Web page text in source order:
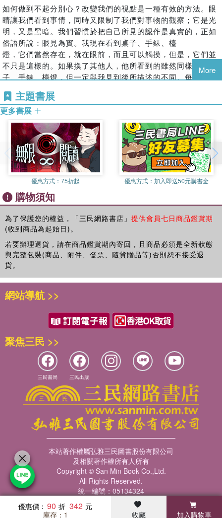
即刻回到你自己。如果你是一個普通人，那麼，在任何一個刹
那，都不要忘了你真正的目的，不要停留在手段上，要記得你
的目的地。
《六祖壇經》提醒我們，不要困在各種形式裡。一定要燒香
嗎？一定要拜佛嗎？一定有什麼儀式嗎？不一定。重要的是你
是不是真的覺悟了。沿著《六祖壇經》的思路，你會發現，世
間的一切都不過形式，比如婚姻，比如工作等等，只是我們忘
生活的目的。於是，婚姻、工作就成了壓力。如果你明白到這
些不過是一種形式的東西，你也許可以用遊戲的態度置身其
礙而行。
《六祖壇經》的生活態度，是一種遊戲的生活態度。這就是為
什麼美國的嬉皮士喜歡禪宗，而且把他們喜歡的禪師叫作「禪
瘋子」。《六祖壇經》確立的禪宗洋溢著自由的氣息，和遊戲
的喜樂。德國哲學家席勒說：「只有當人充分是人的時候，他
遊戲，不妨瘋癲，在一個一本正經的環境，瘋癲能夠把你解放
《六祖壇經》不認為你一定要到深山隱居或者去寺廟修行，而
是鼓勵你在生活裡修行。
有一個人問禪師：「和尚修道，是否用功？」
禪師回答：「用功。」
那個人又問：「怎麼用功呢？」
禪師回答：「餓了就吃飯，困了就睡覺。」
那個人很疑惑：「世上的人都是這樣，難道他們也是像師傅您
那樣在修行？」
禪師回答：「他們和我不同。」
那個人又問：「如何不同？」
禪師回答：「他們吃飯時不肯吃飯，忙碌來忙碌去；他們睡覺
時不肯睡覺，計較來計較去。」
困了就睡，餓了就吃。這是《六祖壇經》開創的禪宗的修行態
度。在另外的宗派裡，會教導一個很確定的方法，比如你每天
什麼時候吃飯，吃多少，每天什麼時候睡覺，睡多少時間。你
每天必須按照規定的時間去吃，去睡，這是一種修行，一種自
律。慢慢地，也可以達到一定的境界。
《六祖壇經》的思路，讓你覺得世間的一切規定，都無足輕
重，讓你覺得，生命的每個瞬間，都不應該是等待的，不應該
是苦熬的，而應該是自由盛開的。這是我理解《六祖壇經》所
講的頓悟的真正含義：每個刹那都是完成。所以，生活的每個
刹那，你在做什麼不重要，重要的是，你要有覺悟的心。覺悟
的心，就是不去求這求那的心；覺悟的心，就是不去分別這分
別那的心；覺悟的心，就是喜樂的心。
所以，不妨讀讀《六祖壇經》，看看是否有一扇自由的門，其
實一直向你敞開著；看看是否有一扇自由的門，只要你輕輕打

第2課 最容易被你忽略的小幸福
 惠能在大梵寺講法的第一句話
 釋迦牟尼佛留給世人的遺言
 你內心潛藏治癒抑鬱的智慧
 最容易被你忽略的小幸福
 快樂就在一呼一吸之間
 多事不如少事#好事不如無事
 順其自然就好#幸福地活在當下
第3課 餓了專心吃飯，困了安心睡覺，就是在修心
 覺悟不是循序漸進，而是豁然開朗
 禪修是一種生活態度
 看到地上不乾淨，佛陀拿起了掃帚
 告別懷才不遇的煩悶
 跳出思維的陷阱
 常識一定是對的嗎
第4課 你不要刻意控制念頭，也不要被念頭牽著走
 兩種不同的覺悟方法
 普通人如何去除分別心
 虛妄的源頭在哪裡
 盲眼老人過獨木橋的啟示
 世事多變#隨遇而安
 改善人際關係的必修課
 你可以試試和花朵聊天
第5課 擺脫抑鬱的方便法門
 惡念頭#毀你千年善緣
 善念頭，消你千年惡緣
 覺悟即佛聖，迷惘則庸眾
 什麼才是真正的功德
 破灶禪師指點灶神
 佛祖救度眾生的四種工具
 高興不起來怎麼辦
 害怕與人交往怎麼辦
 感覺前途暗淡怎麼辦
第6課 遇見無牽無掛的六祖惠能
 守也守不住，有生就有滅
 生活不在別處，就在此時此地
 愚公移山的心態
 超然物外的六祖惠能
如何做到不起分別心？改變我們的視點是一種有效的方法。眼
睛讓我們看到事情，同時又限制了我們對事物的觀察；它是光
明，又是黑暗。我們習慣於把自己所見的認作是真實的，正如
俗語所說：眼見為實。我現在看到桌子、手錶、檯
燈，它們當然存在，就在眼前，而且可以觸摸，但是，它們並
不只是這樣的。如果換了其他人，他所看到的雖然同樣是桌
子、手錶、檯燈，但一定與我見到後所描述的不同。每個人有
當我們擺脫自己的視點，站在別人的視點重新看同一事物，就
會發現原來並不像自己看到的或想像的那樣。能不能同時用不
同的視點來觀照同一事物呢？也許不能，但當我們做這樣的假
設並沉思時，我們已經在慢慢接近事物的本來樣子。至少，我
們明白，個人的「看」只不過是一種角度，如果這個角度是圓
的，物件就是圓的；如果這個角度是方的，物件就是方的。而
物件本身無所謂方與圓，它就在那兒，說而不說，它成為什麼
完全取決於感應的發生。在某種意義上，它存在於感覺的投
射，只有某種感覺投射時，它才變得有形狀、有溫度、有質
地。
人世間的爭吵大抵起因於自我無法掙脫個人偏曲的私見，把一
己之見當作全部的真相，因而容不得別人，或者，缺乏同情
目地耗盡寶貴資源。
有個有效的實用方法：當我們憤怒或要發脾氣時，如果嘗試著
從別人的角度去想一下，往往就會壓抑情緒，甚至會變得心平
氣和，這時你會發現人際關係得以改善。
再進一步，讓我們不僅體會他人的視角，而且去體會與人同時
狗、大象、老虎……它們眼中的世界又是怎樣的？
再往深處想，如果連生物都不存在，也就是說，沒有任何的“視
點”，這個世界又是怎樣的呢？難道因為沒有東西去感應它，它
就不存在嗎？如果它在，那它又是怎樣的？
觀世音菩薩想到了任何「視點」退隱，事物回復到本來樣子的
情景，這時，他領悟到：一切的事物都是空的。當他傳送這樣
的領悟時，就把我們從暫時的、紛擾的人世一下子牽引到浩茫
的、無邊無際的太空，他讓我們觀看，但不用眼睛，不借助任
何方向，而是用心，從任何方向去觀看。
這時，你看到的是存在，是不起分別的整體，一方面變幻無
窮，另一方面又凝定恆在。
More
主題書展
更多書展
優惠方式： 75折起 優惠方式： 加入即送50元購書金
購物須知
為了保護您的權益，「三民網路書店」 提供會員七日商品鑑賞期
(收到商品為起始日)。
若要辦理退貨，請在商品鑑賞期內寄回，且商品必須是全新狀態
與完整包裝(商品、附件、發票、隨貨贈品等)否則恕不接受退
貨。
優惠價： 90 342
庫存：1 收藏 加入購物車
客服中心 瀏覽紀錄 會員專區
網站導航 >>
聚焦三民 >>
三民書局 三民出版
本站著作權屬弘雅三民圖書股份有限公司
及相關著作權所有人所有
Copyright © San Min Book Co.,Ltd.
All Rights Reserved.
統一編號：05134324